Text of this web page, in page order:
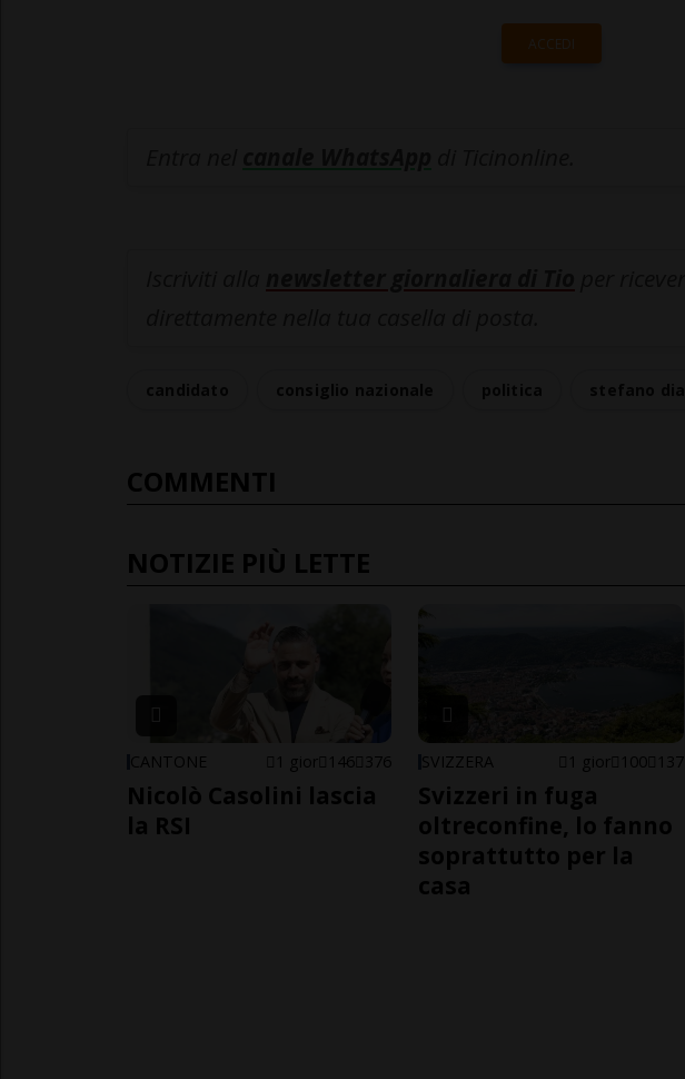
ACCEDI
COMMENTI
NOTIZIE PIÙ LETTE
CANTONE 1 gior 146 376
Nicolò Casolini lascia
la RSI
SVIZZERA 1 gior 100 137
Svizzeri in fuga
oltreconfine, lo fanno
soprattutto per la
casa